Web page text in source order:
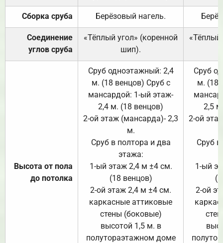
Сборка сруба Берёзовый нагель.
Соединение
углов сруба
«Тёплый угол» (коренной
шип).
«Тёплый
Высота от пола
до потолка
Сруб одноэтажный: 2,4
м. (18 венцов) Сруб с
мансардой: 1-ый этаж-
2,4 м. (18 венцов)
2-ой этаж (мансарда)- 2,3
м.
Сруб в полтора и два
этажа:
1-ый этаж 2,4 м ±4 см.
(18 венцов)
2-ой этаж 2,4 м ±4 см.
каркасные аттиковые
стены (боковые)
высотой 1,5 м. в
полутораэтажном доме
Сруб
м. (18
2,5
2-ой
Сруб
1-ый
2-ой